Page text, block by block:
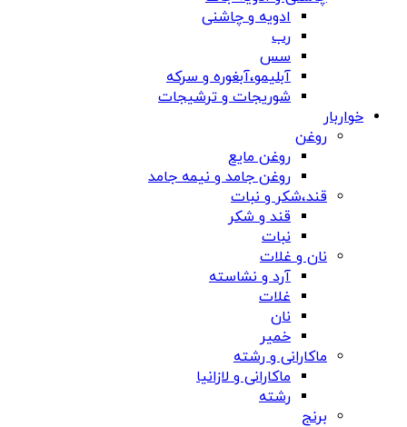
ادویه و چاشنی
رب
سس
آبلیمو،آبغوره و سرکه
شوریجات و ترشیجات
خواربار
روغن
روغن مایع
روغن جامد و نیمه جامد
قند،شکر و نبات
قند و شکر
نبات
نان و غلات
آرد و نشاسته
غلات
نان
خمیر
ماکارانی و رشته
ماکارانی و لازانیا
رشته
برنج